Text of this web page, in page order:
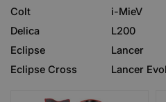
Colt
Delica
Eclipse
Eclipse Cross
i-MieV
L200
Lancer
Lancer